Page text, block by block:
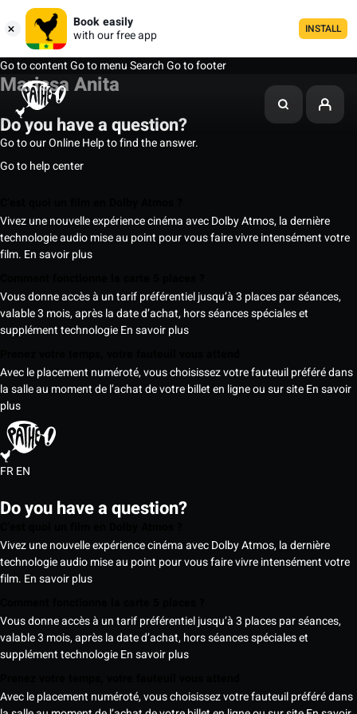
Book easily
with our free app
INSTALL
Go to contentGo to menuSearchGo to footer
Marissa Anita
Do you have a question?
Go to our Online Help to find the answer.
Go to help center
Vivez une nouvelle expérience cinéma avec Dolby Atmos, la dernière
technologie audio mise au point pour vous faire vivre intensément votre
film. En savoir plus
Vous donne accès à un tarif préférentiel jusqu’à 3 places par séances,
valable 3 mois, après la date d’achat, hors séances spéciales et
supplément technologieEn savoir plus
Avec le placement numéroté, vous choisissez votre fauteuil préféré dans
la salle au moment de l’achat de votre billet en ligne ou sur siteEn savoir
plus
FREN
Do you have a question?
Vivez une nouvelle expérience cinéma avec Dolby Atmos, la dernière
technologie audio mise au point pour vous faire vivre intensément votre
film. En savoir plus
Vous donne accès à un tarif préférentiel jusqu’à 3 places par séances,
valable 3 mois, après la date d’achat, hors séances spéciales et
supplément technologieEn savoir plus
Avec le placement numéroté, vous choisissez votre fauteuil préféré dans